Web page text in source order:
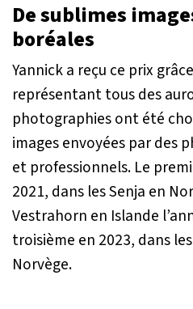
De sublimes
boréales
Yannick a reçu ce prix
représentant tous des
photographies ont été
images envoyées par des
et professionnels. Le
2021, dans les Senja en
Vestrahorn en Islande
troisième en 2023, dans
Norvège.